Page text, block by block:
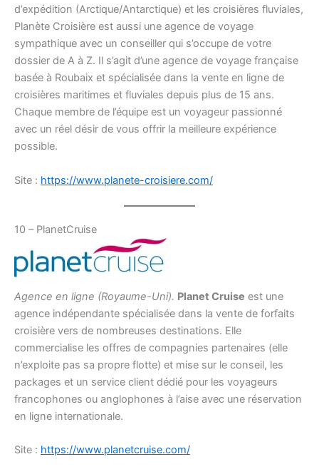
d’expédition (Arctique/Antarctique) et les croisières fluviales,
Planète Croisière est aussi une agence de voyage
sympathique avec un conseiller qui s’occupe de votre
dossier de A à Z. Il s’agit d’une agence de voyage française
basée à Roubaix et spécialisée dans la vente en ligne de
croisières maritimes et fluviales depuis plus de 15 ans.
Chaque membre de l’équipe est un voyageur passionné
avec un réel désir de vous offrir la meilleure expérience
possible.
Site : https://www.planete-croisiere.com/
10 – PlanetCruise
Agence en ligne (Royaume-Uni). Planet Cruise est une
agence indépendante spécialisée dans la vente de forfaits
croisière vers de nombreuses destinations. Elle
commercialise les offres de compagnies partenaires (elle
n’exploite pas sa propre flotte) et mise sur le conseil, les
packages et un service client dédié pour les voyageurs
francophones ou anglophones à l’aise avec une réservation
en ligne internationale.
Site : https://www.planetcruise.com/